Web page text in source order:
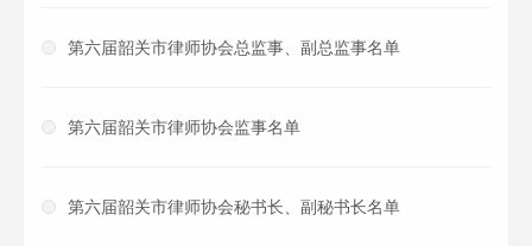
第六届韶关市律师协会总监事、副总监事名单
第六届韶关市律师协会监事名单
第六届韶关市律师协会秘书长、副秘书长名单